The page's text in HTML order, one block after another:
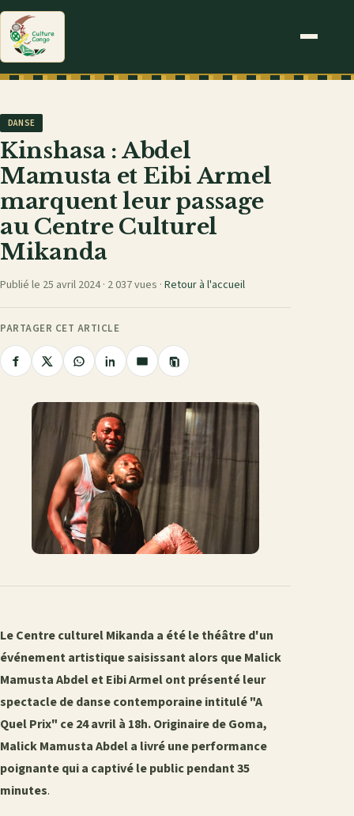
DANSE
Kinshasa : Abdel
Mamusta et Eibi Armel
marquent leur passage
au Centre Culturel
Mikanda
Publié le 25 avril 2024 · 2 037 vues · Retour à l'accueil
PARTAGER CET ARTICLE
Partager
Facebook
PartagerPartager
WhatsApp
Partager
LinkedIn
Partager
e-
mail
Copier
le
Le Centre culturel Mikanda a été le théâtre d'un
événement artistique saisissant alors que Malick
Mamusta Abdel et Eibi Armel ont présenté leur
spectacle de danse contemporaine intitulé "A
Quel Prix" ce 24 avril à 18h. Originaire de Goma,
Malick Mamusta Abdel a livré une performance
poignante qui a captivé le public pendant 35
minutes.